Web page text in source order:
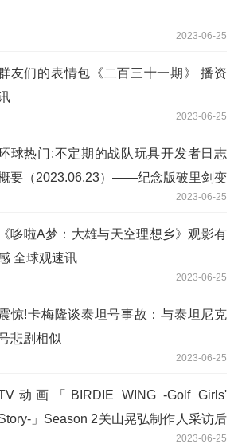
2023-06-25
友们的表情包《二百三十一期》 播资
2023-06-25
球热门:不定期的战队玩具开发者日志
要（2023.06.23）——纪念版破里剑变
2023-06-25
《哆啦A梦：大雄与天空理想乡》观影有
全球观速讯
2023-06-25
惊!卡梅隆谈泰坦号事故：与泰坦尼克
悲剧相似
2023-06-25
动画「BIRDIE WING -Golf Girls'
」Season 2关山晃弘制作人采访后
2023-06-25